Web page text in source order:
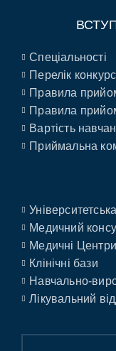
Спеціальності
Перелік
Правила
Правила
Вартість
Приймальна
Університетська
Медичний
Медичні Центри
Клінічні бази
Навчально-
Лікувальний